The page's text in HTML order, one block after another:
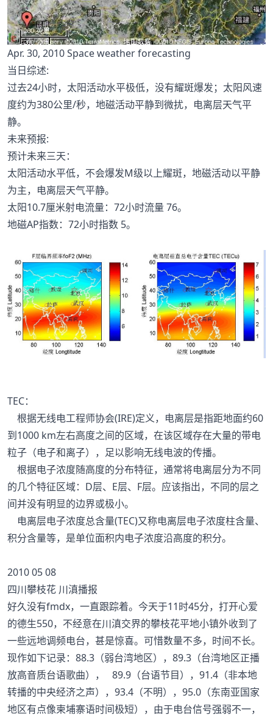
Apr. 30, 2010 Space weather forecasting
当日综述:
过去24小时，太阳活动水平极低，没有耀斑爆发；太阳风速
度约为380公里/秒，地磁活动平静到微扰，电离层天气平
静。
未来预报:
预计未来三天：
太阳活动水平低，不会爆发M级以上耀斑，地磁活动以平静
为主，电离层天气平静。
太阳10.7厘米射电流量：72小时流量 76。
地磁AP指数：72小时指数 5。
TEC：
根据无线电工程师协会(IRE)定义，电离层是指距地面约60
到1000 km左右高度之间的区域，在该区域存在大量的带电
粒子（电子和离子），足以影响无线电波的传播。
根据电子浓度随高度的分布特征，通常将电离层分为不同
的几个特征区域：D层、E层、F层。应该指出，不同的层之
间并没有明显的边界或极小。
电离层电子浓度总含量(TEC)又称电离层电子浓度柱含量、
积分含量等，是单位面积内电子浓度沿高度的积分。
2010 05 08
四川攀枝花 川滇播报
好久没有fmdx，一直跟踪着。今天于11时45分，打开心爱
的德生550，不经意在川滇交界的攀枝花平地小镇外收到了
一些远地调频电台，甚是惊喜。可惜数量不多，时间不长。
现作如下记录：88.3（弱台湾地区），89.3（台湾地区正播
放高音质台语歌曲）， 89.9（台语节目），91.4（非本地
转播的中央经济之声），93.4（不明），95.0（东南亚国家
地区有点像柬埔寨语时间极短），由于电台信号强弱不一，